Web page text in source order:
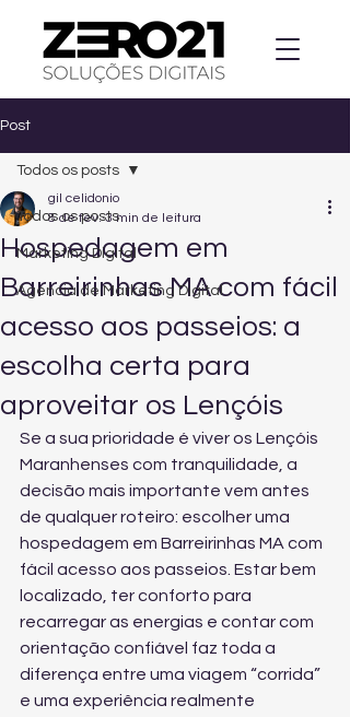
Post
Todos os posts
Marketing Digital
Agencia de Marketing Digital
Todos os posts
Hospedagem em
Barreirinhas MA com fácil
acesso aos passeios: a
escolha certa para
aproveitar os Lençóis
gil celidonio
8 de fev. 3 min de leitura
Se a sua prioridade é viver os Lençóis
Maranhenses com tranquilidade, a
decisão mais importante vem antes
de qualquer roteiro: escolher uma
hospedagem em Barreirinhas MA com
fácil acesso aos passeios. Estar bem
localizado, ter conforto para
recarregar as energias e contar com
orientação confiável faz toda a
diferença entre uma viagem “corrida”
e uma experiência realmente